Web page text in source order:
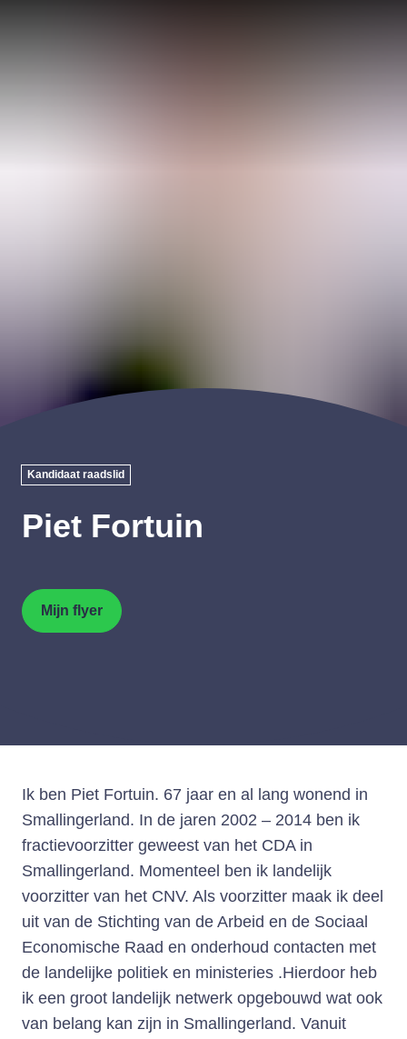
Kandidaat raadslid
Piet Fortuin
Mijn flyer
Ik ben Piet Fortuin. 67 jaar en al lang wonend in
Smallingerland. In de jaren 2002 – 2014 ben ik
fractievoorzitter geweest van het CDA in
Smallingerland. Momenteel ben ik landelijk
voorzitter van het CNV. Als voorzitter maak ik deel
uit van de Stichting van de Arbeid en de Sociaal
Economische Raad en onderhoud contacten met
de landelijke politiek en ministeries .Hierdoor heb
ik een groot landelijk netwerk opgebouwd wat ook
van belang kan zijn in Smallingerland. Vanuit